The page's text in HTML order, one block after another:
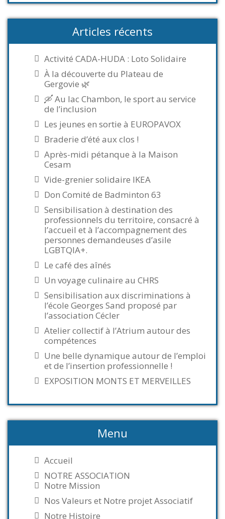
Articles récents
Activité CADA-HUDA : Loto Solidaire
À la découverte du Plateau de
Gergovie 🌿
🛶 Au lac Chambon, le sport au service
de l’inclusion
Les jeunes en sortie à EUROPAVOX
Braderie d’été aux clos !
Après-midi pétanque à la Maison
Cesam
Vide-grenier solidaire IKEA
Don Comité de Badminton 63
Sensibilisation à destination des
professionnels du territoire, consacré à
l’accueil et à l’accompagnement des
personnes demandeuses d’asile
LGBTQIA+.
Le café des aînés
Un voyage culinaire au CHRS
Sensibilisation aux discriminations à
l’école Georges Sand proposé par
l’association Cécler
Atelier collectif à l’Atrium autour des
compétences
Une belle dynamique autour de l’emploi
et de l’insertion professionnelle !
EXPOSITION MONTS ET MERVEILLES
Menu
Accueil
NOTRE ASSOCIATION
Notre Mission
Nos Valeurs et Notre projet Associatif
Notre Histoire